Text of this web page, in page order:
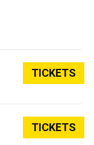
TICKETS
TICKETS